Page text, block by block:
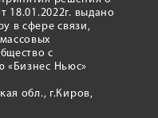
18.01.2022г. выдано
в сфере связи,
с
«Бизнес Ньюс»
обл., г.Киров,